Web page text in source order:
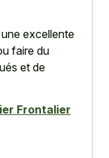
excellente
faire du
et de
Frontalier